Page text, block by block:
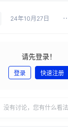
24年10月27日
请先登录！
登录 快速注册
没有讨论，您有什么看法